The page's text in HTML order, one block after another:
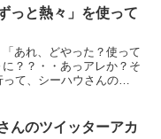
。でも、もう使わないか
・・。
っと熱々」を使って
あれ、どやった？使って
？？・・あっアレか？そ
て、シーハウさんの新
んのツイッターアカ